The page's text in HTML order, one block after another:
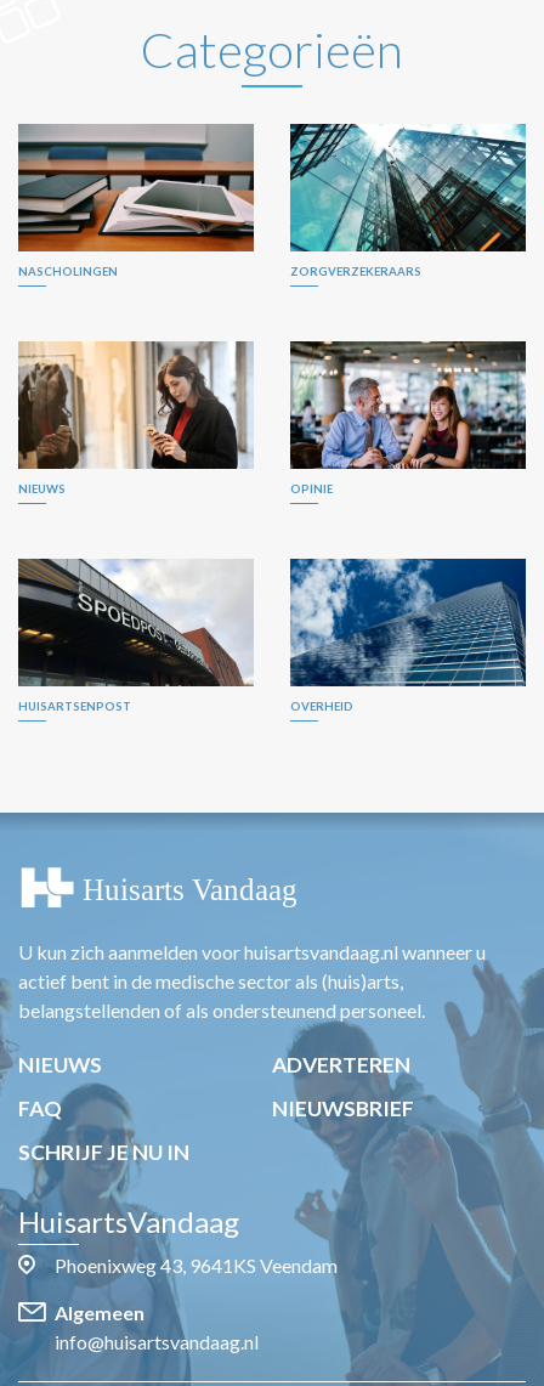
Categorieën
NASCHOLINGEN ZORGVERZEKERAARS
NIEUWS OPINIE
HUISARTSENPOST OVERHEID
U kun zich aanmelden voor huisartsvandaag.nl wanneer u
actief bent in de medische sector als (huis)arts,
belangstellenden of als ondersteunend personeel.
NIEUWS
ADVERTEREN
FAQ
NIEUWSBRIEF
SCHRIJF JE NU IN
HuisartsVandaag
Phoenixweg 43, 9641KS Veendam
Algemeen
info@huisartsvandaag.nl